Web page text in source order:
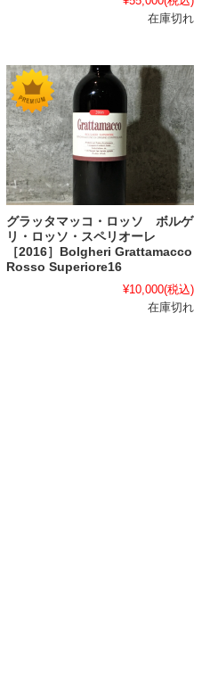
在庫切れ
グラッタマッコ・ロッソ ボルゲ
リ・ロッソ・スペリオーレ
［2016］Bolgheri Grattamacco
Rosso Superiore16
¥10,000(税込)
在庫切れ